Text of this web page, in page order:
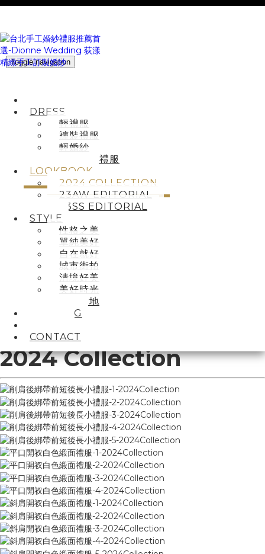
Toggle navigation
DRESS
輕禮服
褲裝禮服
輕婚紗
派對主持禮服
LOOKBOOK
2024 COLLECTION
23AW EDITORIAL
23SS EDITORIAL
STYLE
性格之美
單純美好
自在就好
城市街拍
清境好美
美好時光
曠野大地
BOOKING
CONTACT
2024 Collection